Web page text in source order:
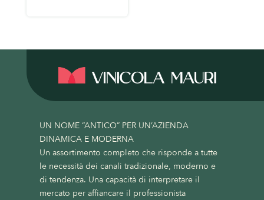
UN NOME “ANTICO” PER UN’AZIENDA
DINAMICA E MODERNA
Un assortimento completo che risponde a tutte
le necessità dei canali tradizionale, moderno e
di tendenza. Una capacità di interpretare il
mercato per affiancare il professionista